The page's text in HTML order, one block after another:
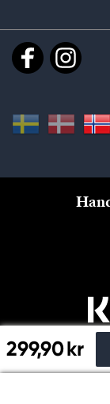
299,90 kr